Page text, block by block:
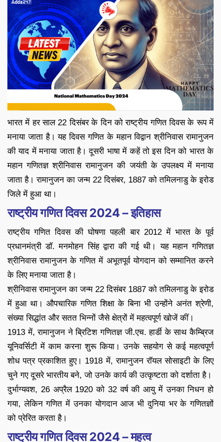
भारत में हर साल 22 दिसंबर के दिन को राष्ट्रीय गणित दिवस के रूप में
मनाया जाता है। यह दिवस गणित के महान विद्वान श्रीनिवास रामानुजन
की याद में मनाया जाता है। दूसरी भाषा में कहें तो इस दिन को भारत के
महान गणितज्ञ श्रीनिवास रामानुजन की जयंती के उपलक्ष्य में मनाया
जाता है। रामानुजन का जन्म 22 दिसंबर, 1887 को तमिलनाडु के इरोड
जिले में हुआ था।
राष्ट्रीय गणित दिवस 2024 – इतिहास
राष्ट्रीय गणित दिवस की घोषणा पहली बार 2012 में भारत के पूर्व
प्रधानमंत्री डॉ. मनमोहन सिंह द्वारा की गई थी। यह महान गणितज्ञ
श्रीनिवास रामानुजन के गणित में अभूतपूर्व योगदान को सम्मानित करने
के लिए मनाया जाता है।
श्रीनिवास रामानुजन का जन्म 22 दिसंबर 1887 को तमिलनाडु के इरोड
में हुआ था। औपचारिक गणित शिक्षा के बिना भी उन्होंने अनंत श्रेणी,
संख्या सिद्धांत और सतत भिन्नों जैसे क्षेत्रों में महत्वपूर्ण खोजें कीं।
1913 में, रामानुजन ने ब्रिटिश गणितज्ञ जी.एच. हार्डी के साथ कैम्ब्रिज
यूनिवर्सिटी में काम करना शुरू किया। उनके सहयोग से कई महत्वपूर्ण
शोध पत्र प्रकाशित हुए। 1918 में, रामानुजन रॉयल सोसाइटी के लिए
चुने गए दूसरे भारतीय बने, जो उनके कार्य की उत्कृष्टता को दर्शाता है।
दुर्भाग्यवश, 26 अप्रैल 1920 को 32 वर्ष की आयु में उनका निधन हो
गया, लेकिन गणित में उनका योगदान आज भी दुनिया भर के गणितज्ञों
को प्रेरित करता है।
राष्ट्रीय गणित दिवस 2024 – महत्व